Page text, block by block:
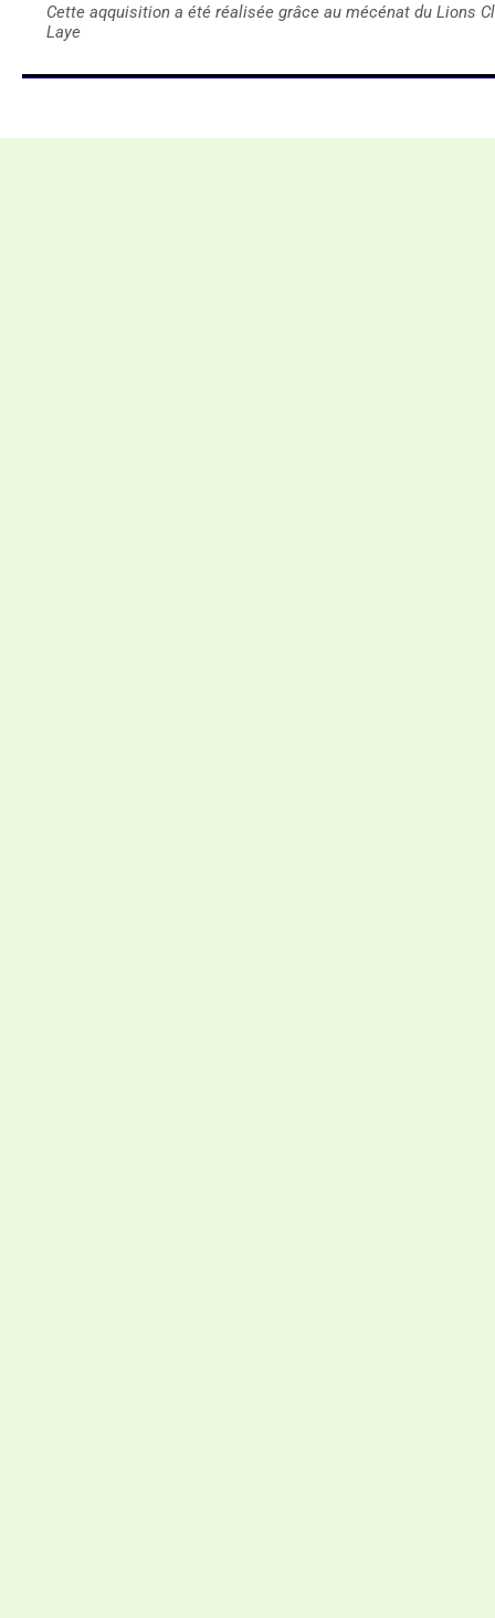
Cette aqquisition a été réalisée grâce au mécénat du Lions
Laye